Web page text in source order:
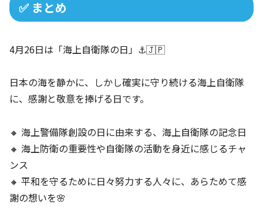
✅ まとめ
4月26日は「海上自衛隊の日」⚓🇯🇵
日本の海を静かに、しかし確実に守り続ける海上自衛隊
に、感謝と敬意を捧げる日です。
🔸 海上警備隊創設の日に由来する、海上自衛隊の記念日
🔸 海上防衛の重要性や自衛隊の活動を身近に感じるチャ
ンス
🔸 平和を守るために日々努力する人々に、あらためて感
謝の想いを🌸